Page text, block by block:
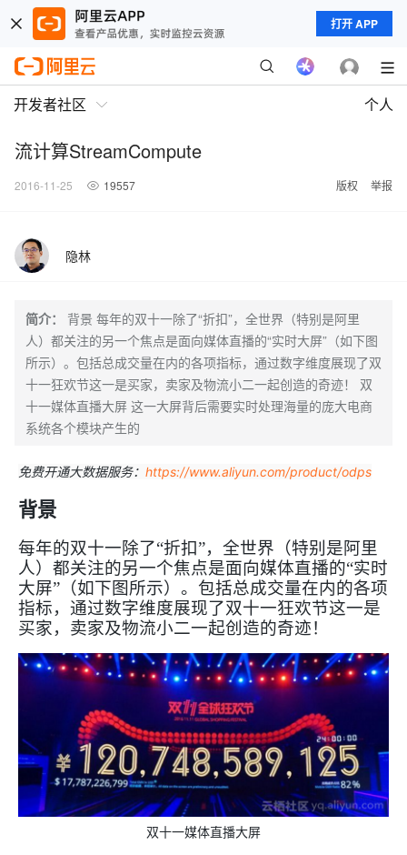
打开 APP
开发者社区 个人
流计算StreamCompute
2016-11-25 19557 版权 举报
隐林
简介：
背景 每年的双十一除了“折扣”，全世界（特别是阿里
人）都关注的另一个焦点是面向媒体直播的“实时大屏”（如下图
所示）。包括总成交量在内的各项指标，通过数字维度展现了双
十一狂欢节这一是买家，卖家及物流小二一起创造的奇迹！ 双
十一媒体直播大屏 这一大屏背后需要实时处理海量的庞大电商
系统各个模块产生的
免费开通大数据服务： https://www.aliyun.com/product/odps
背景
每年的双十一除了“折扣”，全世界（特别是阿里
人）都关注的另一个焦点是面向媒体直播的“实时
大屏”（如下图所示）。包括总成交量在内的各项
指标，通过数字维度展现了双十一狂欢节这一是
买家，卖家及物流小二一起创造的奇迹！
双十一媒体直播大屏